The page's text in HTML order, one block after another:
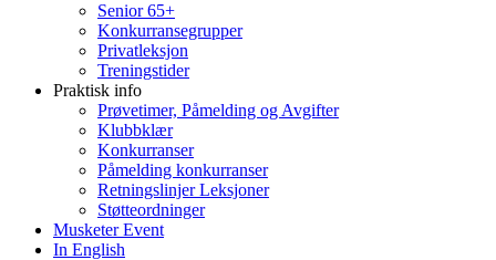
Senior 65+
Konkurransegrupper
Privatleksjon
Treningstider
Praktisk info
Prøvetimer, Påmelding og Avgifter
Klubbklær
Konkurranser
Påmelding konkurranser
Retningslinjer Leksjoner
Støtteordninger
Musketer Event
In English